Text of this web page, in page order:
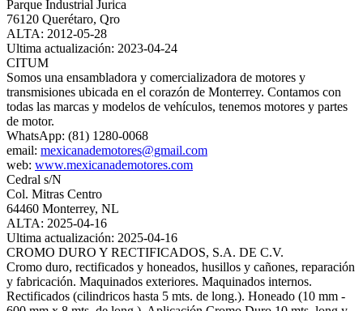
Parque Industrial Jurica
76120 Querétaro, Qro
ALTA: 2012-05-28
Ultima actualización: 2023-04-24
CITUM
Somos una ensambladora y comercializadora de motores y
transmisiones ubicada en el corazón de Monterrey. Contamos con
todas las marcas y modelos de vehículos, tenemos motores y partes
de motor.
WhatsApp: (81) 1280-0068
email: mexicanademotores@gmail.com
web: www.mexicanademotores.com
Cedral s/N
Col. Mitras Centro
64460 Monterrey, NL
ALTA: 2025-04-16
Ultima actualización: 2025-04-16
CROMO DURO Y RECTIFICADOS, S.A. DE C.V.
Cromo duro, rectificados y honeados, husillos y cañones, reparación
y fabricación. Maquinados exteriores. Maquinados internos.
Rectificados (cilindricos hasta 5 mts. de long.). Honeado (10 mm -